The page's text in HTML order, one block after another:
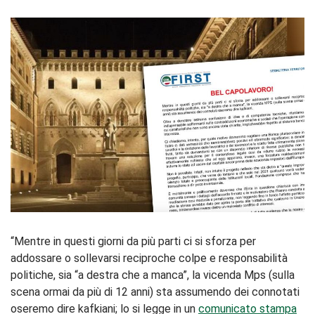
“Mentre in questi giorni da più parti ci si sforza per
addossare o sollevarsi reciproche colpe e responsabilità
politiche, sia “a destra che a manca”, la vicenda Mps (sulla
scena ormai da più di 12 anni) sta assumendo dei connotati
oseremo dire kafkiani; lo si legge in un comunicato stampa